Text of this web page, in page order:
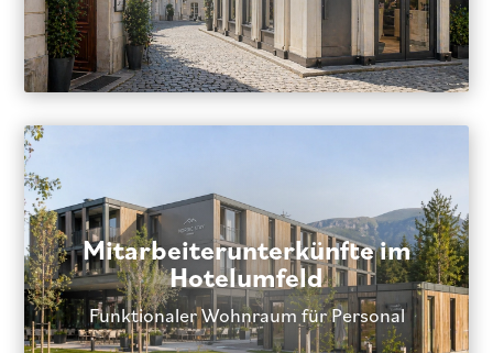
Mitarbeiterunterkünfte im
Hotelumfeld
Funktionaler Wohnraum für Personal